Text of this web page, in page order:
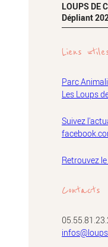
LOUPS DE
Dépliant
Liens
Parc
Les Loups
Suivez
Retrouvez
Contacts